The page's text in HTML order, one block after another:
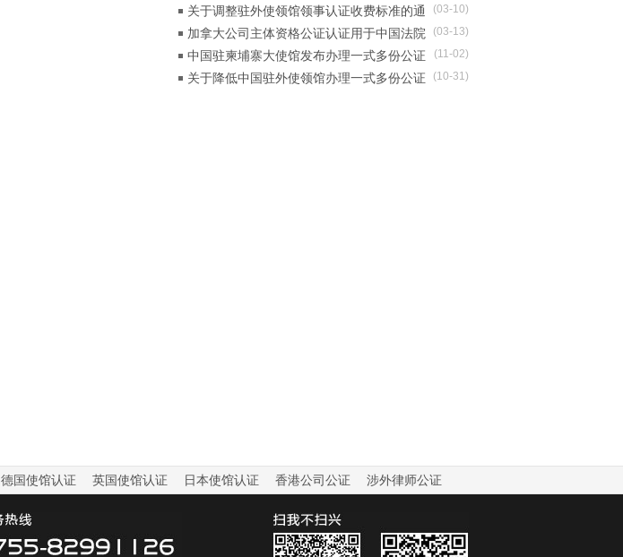
认证申请表的通知
(03-10)
关于调整驻外使领馆领事认证收费标准的通
知
(03-13)
加拿大公司主体资格公证认证用于中国法院
诉讼怎么办理？
(11-02)
中国驻柬埔寨大使馆发布办理一式多份公证
书收费标准
(10-31)
关于降低中国驻外使领馆办理一式多份公证
德国使馆认证 英国使馆认证 日本使馆认证 香港公司公证 涉外律师公证